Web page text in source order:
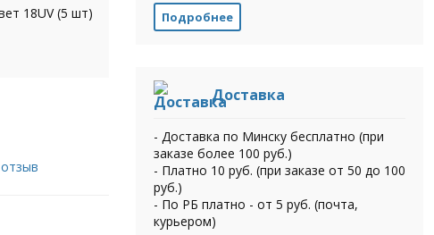
18UV (5 шт)
Подробнее
Доставка
- Доставка по Минску бесплатно (при
заказе более 100 руб.)
- Платно 10 руб. (при заказе от 50 до 100
руб.)
- По РБ платно - от 5 руб. (почта,
курьером)